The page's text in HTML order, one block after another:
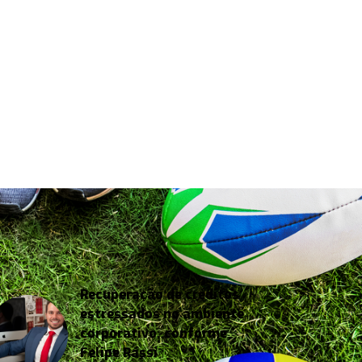
Recuperação de créditos
estressados no ambiente
corporativo, conforme
Felipe Rassi